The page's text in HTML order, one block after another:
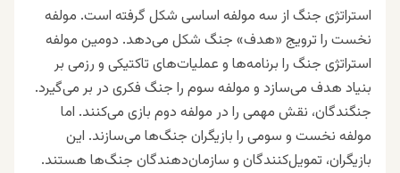
استراتژی جنگ از سه مولفه اساسی شکل گرفته است. مولفه
نخست را ترویج «هدف» جنگ شکل می‌دهد. دومین مولفه
استراتژی جنگ را برنامه‌ها و عملیات‌های تاکتیکی و رزمی بر
بنیاد هدف می‌سازد و مولفه سوم را جنگ فکری در بر می‌گیرد.
جنگند‌‌گان، نقش مهمی را در مولفه دوم بازی می‌کنند. اما
مولفه نخست و سومی را بازیگران جنگ‌ها می‌سازند. این
بازیگران، تمویل‌‌کنند‌گان و سازمان‌دهند‌گان جنگ‌ها هستند.